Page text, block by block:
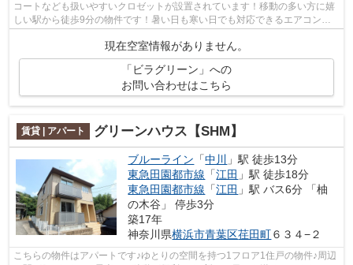
コートなども扱いやすいクロゼットが設置されています！移動の多い方に嬉
しい駅から徒歩9分の物件です！暑い日も寒い日でも対応できるエアコンが
現在空室情報がありません。
「ビラグリーン」への
お問い合わせはこちら
賃貸 | アパート グリーンハウス【SHM】
ブルーライン 「中川
」駅 徒歩13分
東急田園都市線 「江田 」駅 徒歩18分
東急田園都市線 「江田 」駅 バス6分 「柚
の木谷」 停歩3分
築17年
神奈川県横浜市青葉区荏田町６３４−２
こちらの物件はアパートです♪ゆとりの空間を持つ1フロア1住戸の物件♪周辺